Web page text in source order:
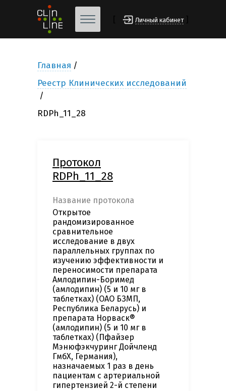
Личный кабинет
Главная
Реестр Клинических исследований
RDPh_11_28
Протокол
RDPh_11_28
Название протокола
Открытое
рандомизированное
сравнительное
исследование в двух
параллельных группах по
изучению эффективности и
переносимости препарата
Амлодипин-Боримед
(амлодипин) (5 и 10 мг в
таблетках) (ОАО БЗМП,
Республика Беларусь) и
препарата Норваск®
(амлодипин) (5 и 10 мг в
таблетках) (Пфайзер
Мэнюфэкчуринг Дойчленд
ГмбХ, Германия),
назначаемых 1 раз в день
пациентам с артериальной
гипертензией 2-й степени